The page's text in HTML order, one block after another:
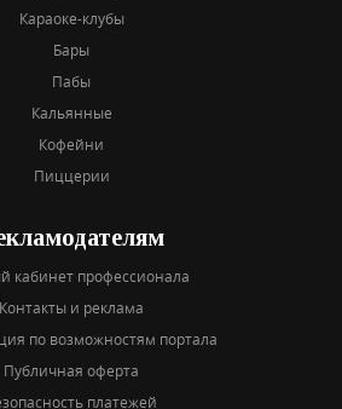
Караоке-клубы
Бары
Пабы
Кальянные
Кофейни
Пиццерии
кабинет профессионала
Контакты и реклама
по возможностям портала
Публичная оферта
платежей